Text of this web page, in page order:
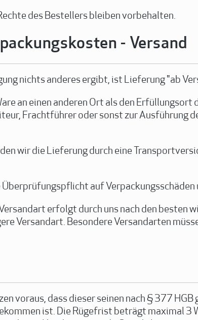
des Bestellers bleiben vorbehalten.
- Versand
nichts anderes ergibt, ist Lieferung "ab
an einen anderen Ort als den
Frachtführer oder sonst zur Ausführung
wir die Lieferung durch eine
auf
erfolgt durch uns nach den besten
Versandart. Besondere Versandarten
voraus, dass dieser seinen nach § 377
ist. Die Rügefrist beträgt maximal 3